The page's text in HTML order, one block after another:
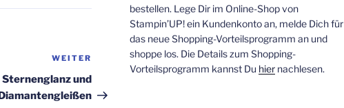
Nächster
Beitrag
WEITER
Sternenglanz und
Diamantengleißen
bestellen. Lege Dir im Online-Shop von
Stampin’UP! ein Kundenkonto an, melde Dich für
das neue Shopping-Vorteilsprogramm an und
shoppe los. Die Details zum Shopping-
Vorteilsprogramm kannst Du hiernachlesen.